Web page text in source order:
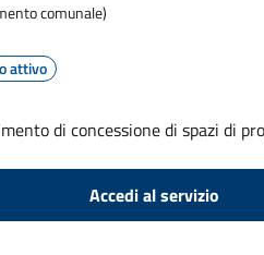
comunale)
attivo
di concessione di spazi di
Accedi al servizio